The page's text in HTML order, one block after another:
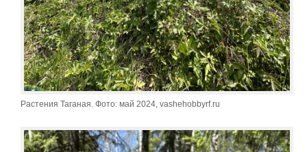
Растения Таганая. Фото: май 2024, vashehobbyrf.ru